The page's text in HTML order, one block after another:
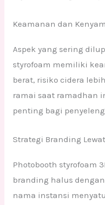
Keamanan dan
Aspek yang sering
styrofoam memiliki
berat, risiko cidera
ramai saat ramadhan
penting bagi
Strategi Branding
Photobooth styrofoam
branding halus
nama instansi